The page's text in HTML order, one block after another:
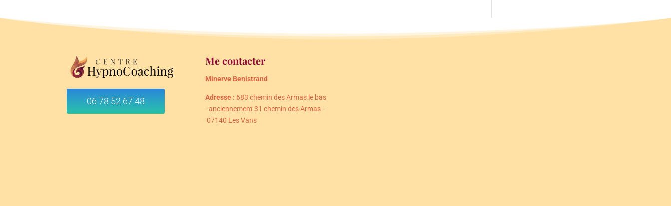
06 78 52 67 48
Me contacter
Minerve Benistrand
Adresse : 683 chemin des Armas le bas
- anciennement 31 chemin des Armas -
07140 Les Vans